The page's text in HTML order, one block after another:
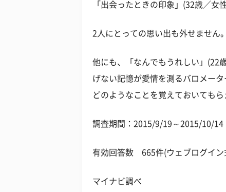
「出会ったときの印象」(32歳／女
2人にとっての思い出も外せません。
他にも、「なんでもうれしい」(22
げない記憶が愛情を測るバロメー
どのようなことを覚えておいても
調査期間：2015/9/19～2015/10/14
有効回答数 665件(ウェブログイン
マイナビ調べ